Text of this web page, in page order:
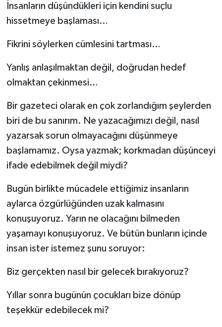
İnsanların düşündükleri için kendini suçlu
hissetmeye başlaması…
Fikrini söylerken cümlesini tartması…
Yanlış anlaşılmaktan değil, doğrudan hedef
olmaktan çekinmesi…
Bir gazeteci olarak en çok zorlandığım şeylerden
biri de bu sanırım. Ne yazacağımızı değil, nasıl
yazarsak sorun olmayacağını düşünmeye
başlamamız. Oysa yazmak; korkmadan düşünceyi
ifade edebilmek değil miydi?
Bugün birlikte mücadele ettiğimiz insanların
aylarca özgürlüğünden uzak kalmasını
konuşuyoruz. Yarın ne olacağını bilmeden
yaşamayı konuşuyoruz. Ve bütün bunların içinde
insan ister istemez şunu soruyor:
Biz gerçekten nasıl bir gelecek bırakıyoruz?
Yıllar sonra bugünün çocukları bize dönüp
teşekkür edebilecek mi?